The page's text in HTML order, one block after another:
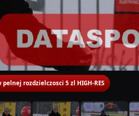
rozdzielczosci 5 zl HIGH-RES